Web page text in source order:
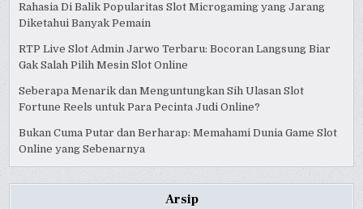
Rahasia Di Balik Popularitas Slot Microgaming yang Jarang
Diketahui Banyak Pemain
RTP Live Slot Admin Jarwo Terbaru: Bocoran Langsung Biar
Gak Salah Pilih Mesin Slot Online
Seberapa Menarik dan Menguntungkan Sih Ulasan Slot
Fortune Reels untuk Para Pecinta Judi Online?
Bukan Cuma Putar dan Berharap: Memahami Dunia Game Slot
Online yang Sebenarnya
Arsip